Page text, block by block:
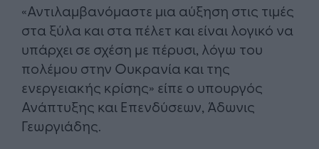
«Αντιλαμβανόμαστε μια αύξηση στις τιμές
στα ξύλα και στα πέλετ και είναι λογικό να
υπάρχει σε σχέση με πέρυσι, λόγω του
πολέμου στην Ουκρανία και της
ενεργειακής κρίσης» είπε ο υπουργός
Ανάπτυξης και Επενδύσεων, Άδωνις
Γεωργιάδης.